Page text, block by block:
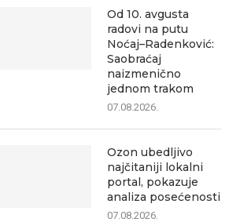
Od 10. avgusta
radovi na putu
Noćaj–Radenković:
Saobraćaj
naizmenično
jednom trakom
07.08.2026.
Ozon ubedljivo
najčitaniji lokalni
portal, pokazuje
analiza posećenosti
07.08.2026.